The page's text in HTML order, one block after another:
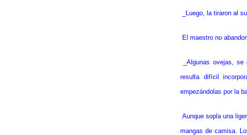
_Luego, la tiraron al
El maestro no
_Algunas ovejas,
resulta difícil
empezándolas por la
Aunque sopla una
mangas de camisa.